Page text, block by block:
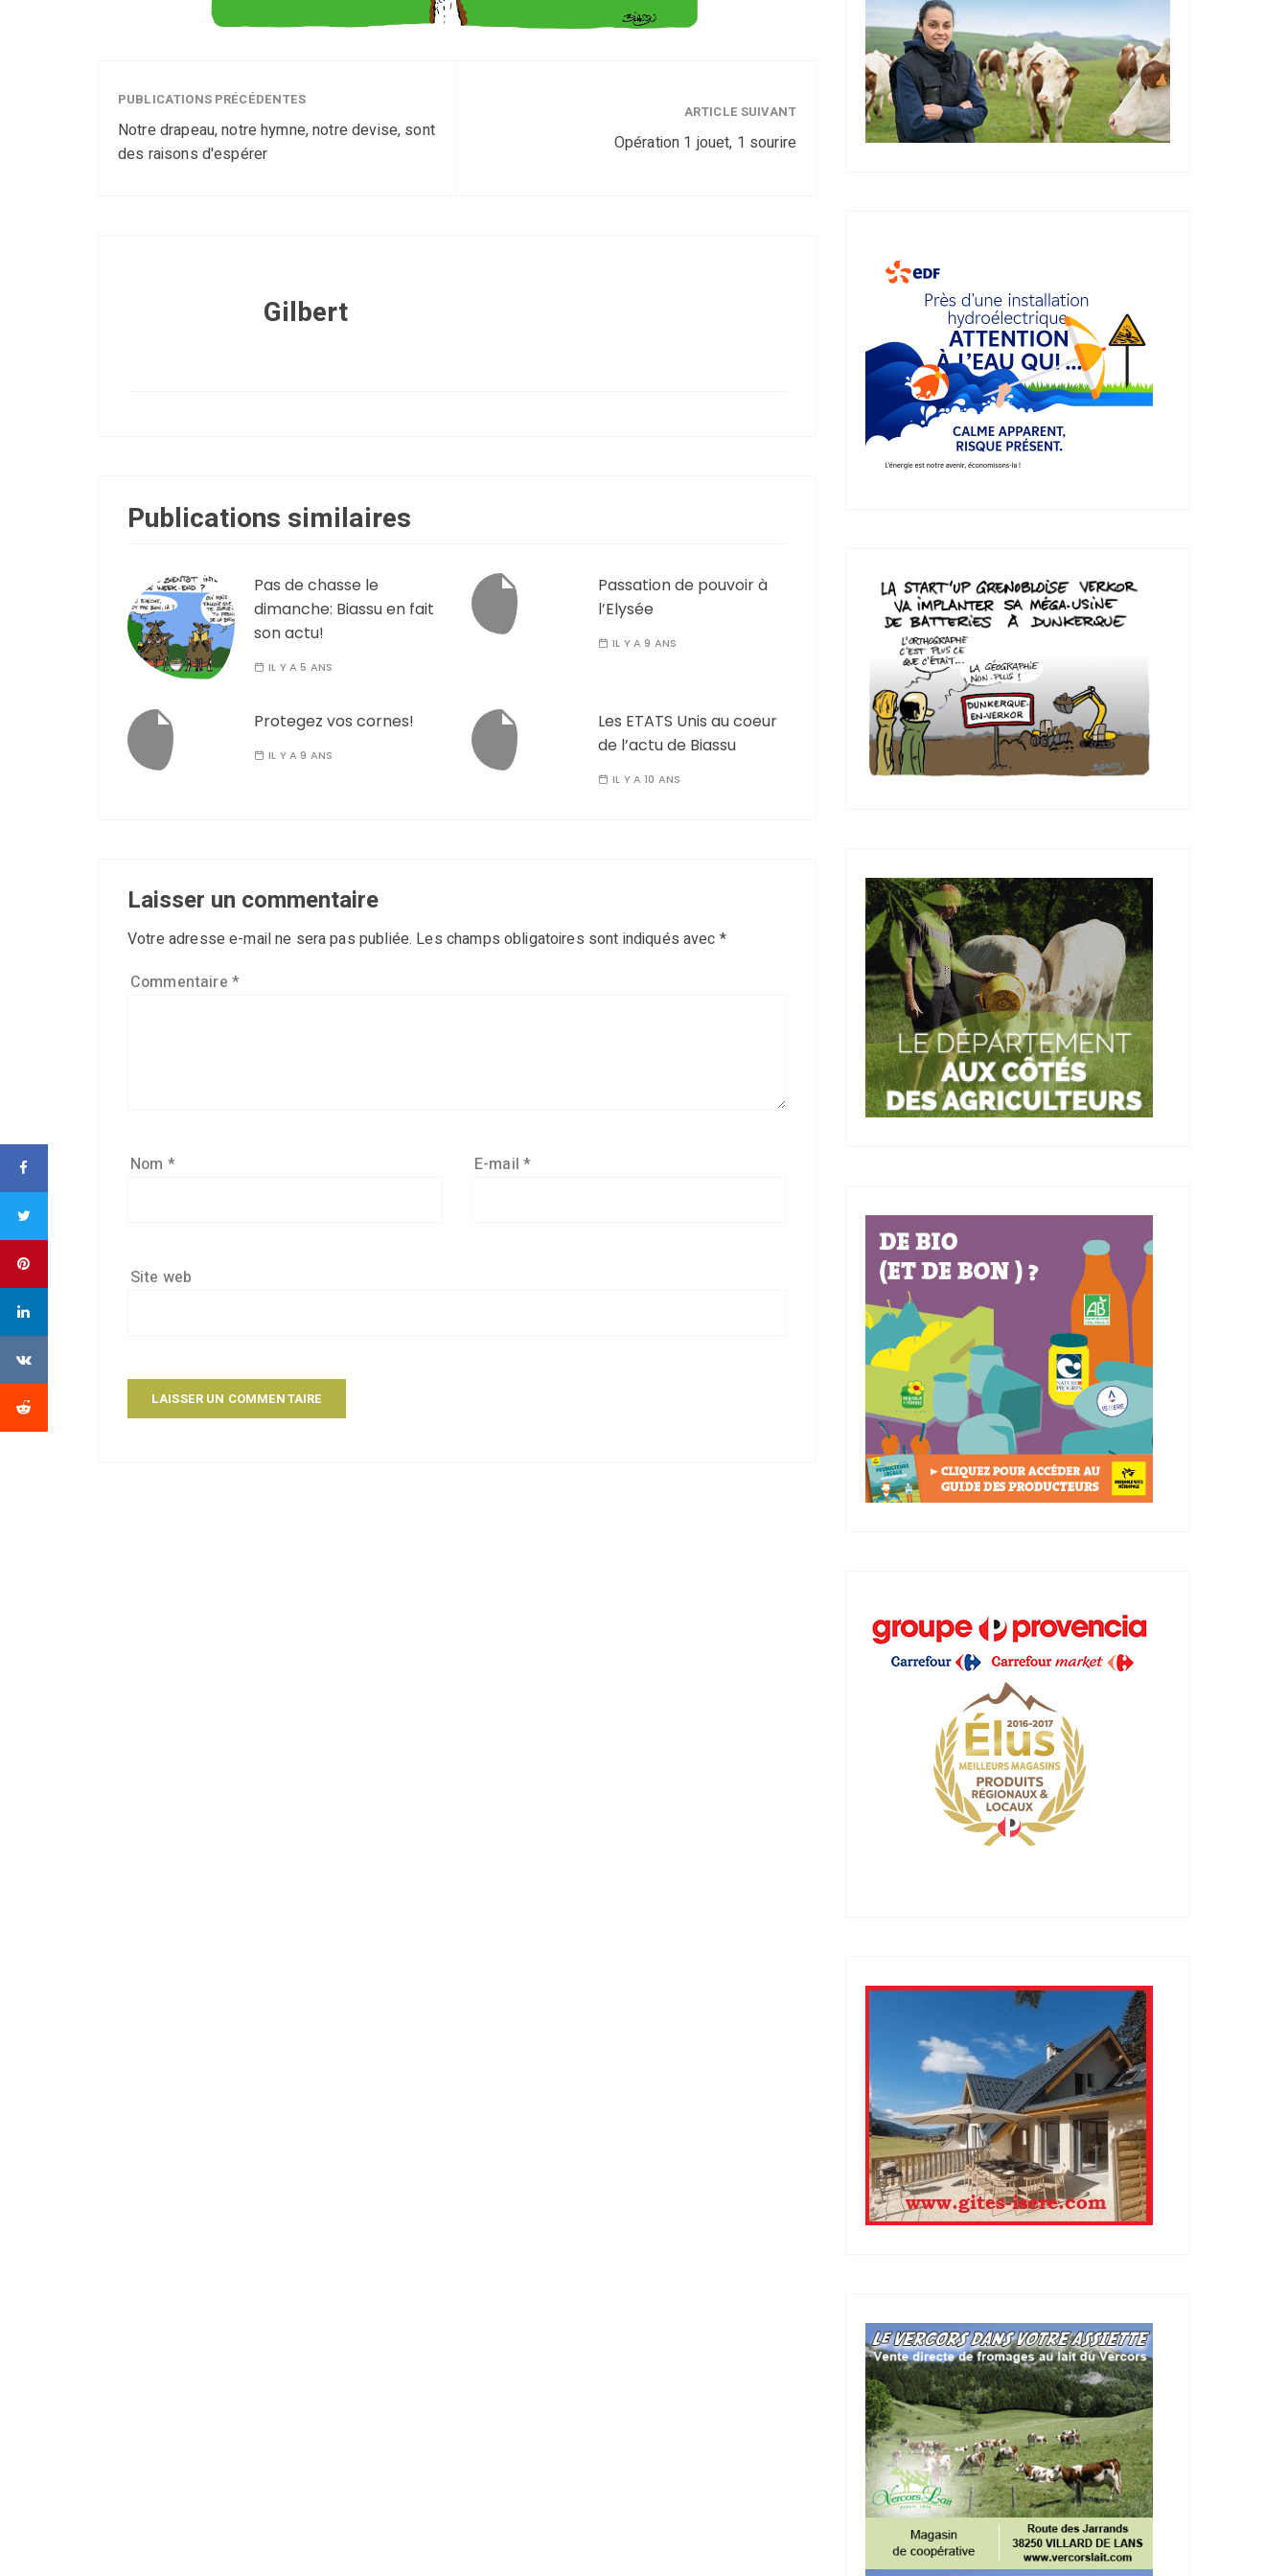
PUBLICATIONS PRÉCÉDENTES
Notre drapeau, notre hymne, notre devise, sont
des raisons d'espérer
ARTICLE SUIVANT
Opération 1 jouet, 1 sourire
Gilbert
Publications similaires
Pas de chasse le
dimanche: Biassu en fait
son actu!
IL Y A 5 ANS
Passation de pouvoir à
l’Elysée
IL Y A 9 ANS
Protegez vos cornes!
IL Y A 9 ANS
Les ETATS Unis au coeur
de l’actu de Biassu
IL Y A 10 ANS
Laisser un commentaire
Votre adresse e-mail ne sera pas publiée. Les champs obligatoires sont indiqués avec *
Commentaire *
Nom * E-mail*
Site web